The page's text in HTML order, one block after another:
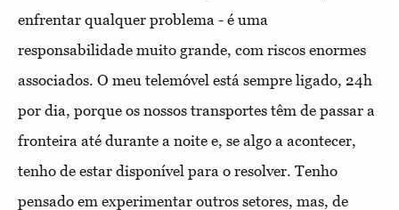
enfrentar qualquer problema - é uma
responsabilidade muito grande, com riscos enormes
associados. O meu telemóvel está sempre ligado, 24h
por dia, porque os nossos transportes têm de passar a
fronteira até durante a noite e, se algo a acontecer,
tenho de estar disponível para o resolver. Tenho
pensado em experimentar outros setores, mas, de